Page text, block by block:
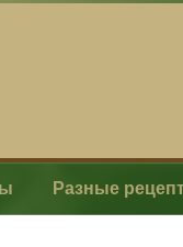
Разные